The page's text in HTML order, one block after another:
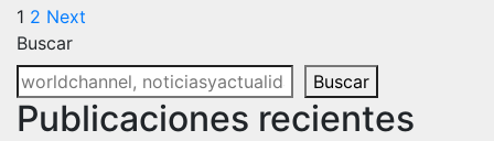
Paginación
de
entradas
1 2 Next
Buscar
Buscar
Publicaciones recientes